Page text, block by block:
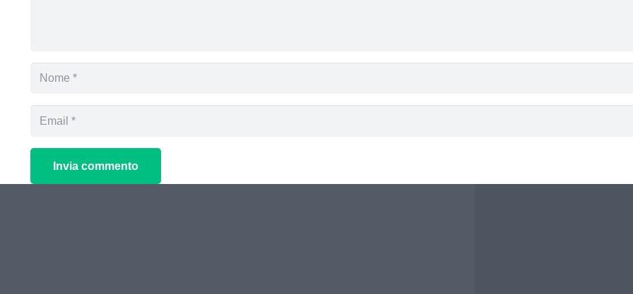
Invia commento